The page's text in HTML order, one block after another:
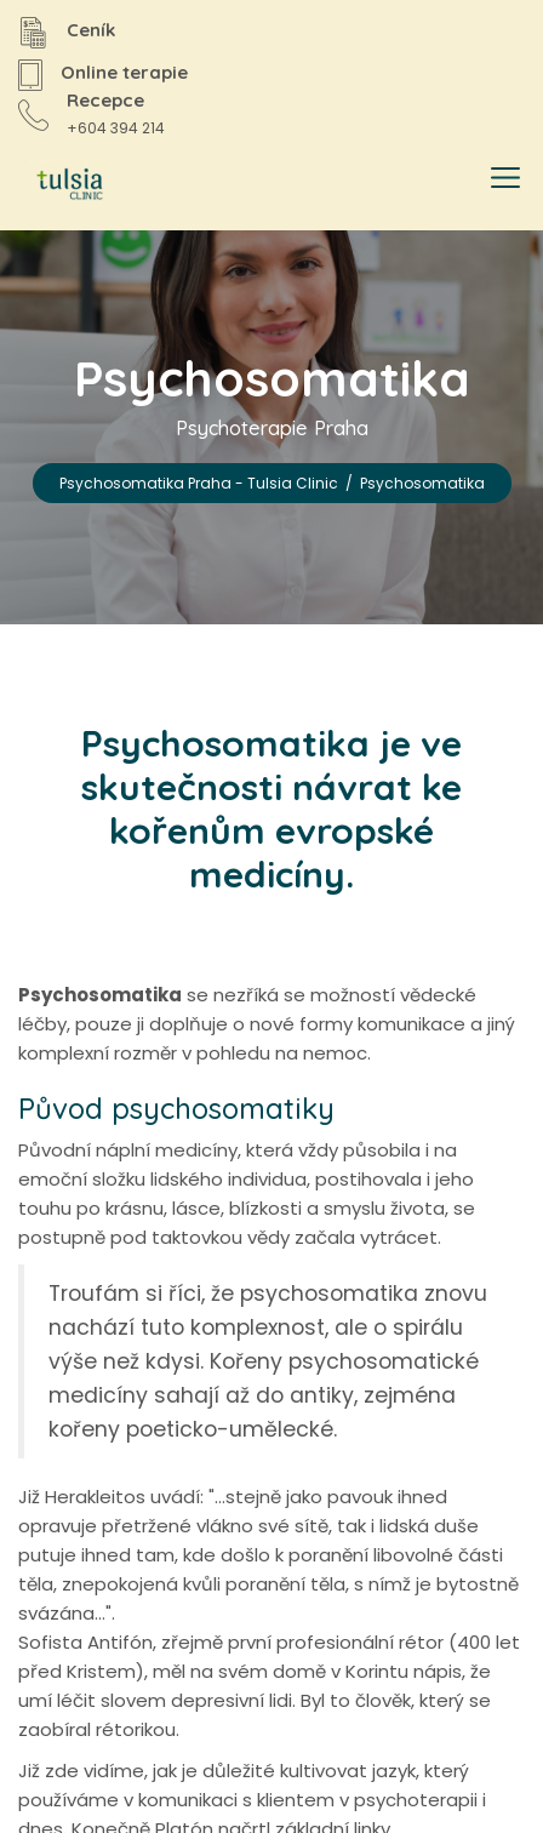
Ceník
Online terapie
Recepce
+604 394 214
Psychosomatika
Psychoterapie Praha
Psychosomatika Praha - Tulsia Clinic / Psychosomatika
Psychosomatika je ve
skutečnosti návrat ke
kořenům evropské
medicíny.
Psychosomatika se nezříká se možností vědecké
léčby, pouze ji doplňuje o nové formy komunikace a jiný
komplexní rozměr v pohledu na nemoc.
Původ psychosomatiky
Původní náplní medicíny, která vždy působila i na
emoční složku lidského individua, postihovala i jeho
touhu po krásnu, lásce, blízkosti a smyslu života, se
postupně pod taktovkou vědy začala vytrácet.
Troufám si říci, že psychosomatika znovu
nachází tuto komplexnost, ale o spirálu
výše než kdysi. Kořeny psychosomatické
medicíny sahají až do antiky, zejména
kořeny poeticko-umělecké.
Již Herakleitos uvádí: "...stejně jako pavouk ihned
opravuje přetržené vlákno své sítě, tak i lidská duše
putuje ihned tam, kde došlo k poranění libovolné části
těla, znepokojená kvůli poranění těla, s nímž je bytostně
svázána...".
Sofista Antifón, zřejmě první profesionální rétor (400 let
před Kristem), měl na svém domě v Korintu nápis, že
umí léčit slovem depresivní lidi. Byl to člověk, který se
zaobíral rétorikou.
Již zde vidíme, jak je důležité kultivovat jazyk, který
používáme v komunikaci s klientem v psychoterapii i